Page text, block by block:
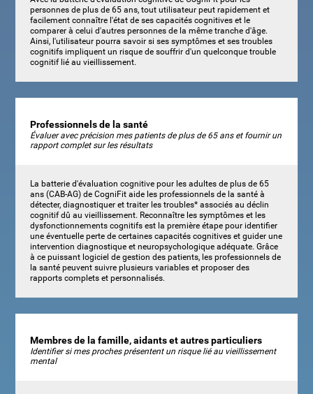
personnes de plus de 65 ans, tout utilisateur peut rapidement et
facilement connaître l'état de ses capacités cognitives et le
comparer à celui d'autres personnes de la même tranche d'âge.
Ainsi, l'utilisateur pourra savoir si ses symptômes et ses troubles
cognitifs impliquent un risque de souffrir d'un quelconque trouble
cognitif lié au vieillissement.
Professionnels de la santé
Évaluer avec précision mes patients de plus de 65 ans et fournir un
rapport complet sur les résultats
La batterie d'évaluation cognitive pour les adultes de plus de 65
ans (CAB-AG) de CogniFit aide les professionnels de la santé à
détecter, diagnostiquer et traiter les troubles* associés au déclin
cognitif dû au vieillissement. Reconnaître les symptômes et les
dysfonctionnements cognitifs est la première étape pour identifier
une éventuelle perte de certaines capacités cognitives et guider une
intervention diagnostique et neuropsychologique adéquate. Grâce
à ce puissant logiciel de gestion des patients, les professionnels de
la santé peuvent suivre plusieurs variables et proposer des
rapports complets et personnalisés.
Membres de la famille, aidants et autres particuliers
Identifier si mes proches présentent un risque lié au vieillissement
mental